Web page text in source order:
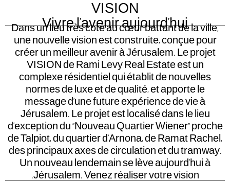
VISION
Vivre l’avenir aujourd’hui
Dans un lieu très coté au cœur battant de la ville,
une nouvelle vision est construite, conçue pour
créer un meilleur avenir à Jérusalem. Le projet
VISION de Rami Levy Real Estate est un
complexe résidentiel qui établit de nouvelles
normes de luxe et de qualité, et apporte le
message d’une future expérience de vie à
Jérusalem. Le projet est localisé dans le lieu
d’exception du "Nouveau Quartier Wiener" proche
de Talpiot, du quartier d’Arnona, de Ramat Rachel,
des principaux axes de circulation et du tramway.
Un nouveau lendemain se lève aujourd’hui à
Jérusalem. Venez réaliser votre vision.